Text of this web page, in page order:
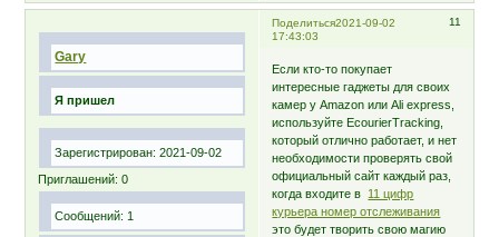
Поделиться 11
2021-09-02
17:43:03
Gary
Я пришел
Зарегистрирован: 2021-09-02
Приглашений: 0
Сообщений: 1
Если кто-то покупает
интересные гаджеты для своих
камер у Amazon или Ali express,
используйте EcourierTracking,
который отлично работает, и нет
необходимости проверять свой
официальный сайт каждый раз,
когда входите в 11 цифр
курьера номер отслеживания
это будет творить свою магию